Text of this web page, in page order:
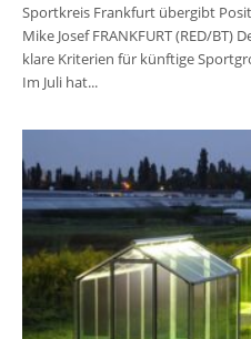
Sportkreis Frankfurt übergibt
Mike Josef FRANKFURT (RED/
klare Kriterien für künftige
Im Juli hat...